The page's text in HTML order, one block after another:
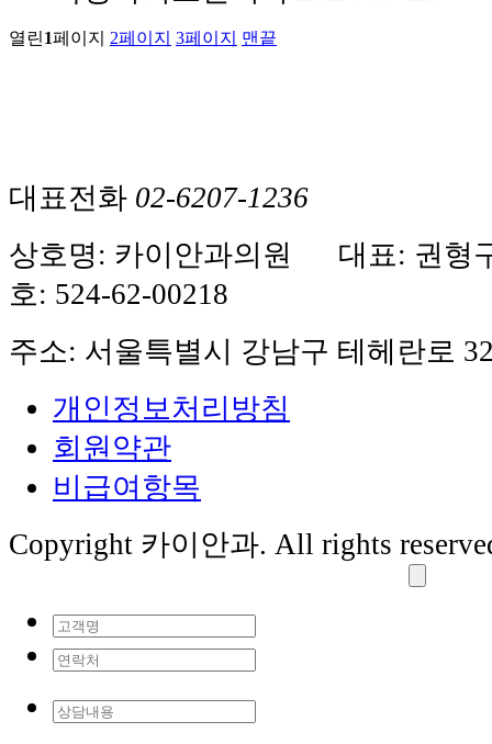
열린1페이지 2페이지 3페이지 맨끝
대표전화 02-6207-1236
상호명: 카이안과의원 대표: 권
호: 524-62-00218
주소: 서울특별시 강남구 테헤란로
개인정보처리방침
회원약관
비급여항목
Copyright 카이안과. All rights